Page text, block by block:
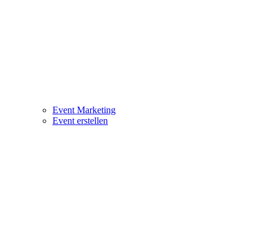
Event Marketing
Event erstellen